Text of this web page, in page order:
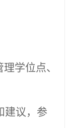
学位点、
建议，参